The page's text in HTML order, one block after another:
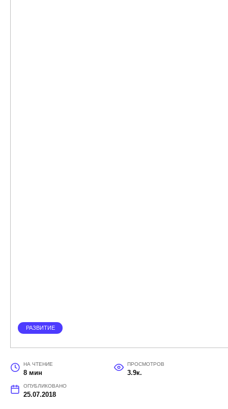
РАЗВИТИЕ
НА ЧТЕНИЕ
8 мин
ПРОСМОТРОВ
3.9к.
ОПУБЛИКОВАНО
25.07.2018